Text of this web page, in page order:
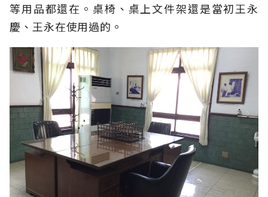
等用品都還在。桌椅、桌上文件架還是當初王永
慶、王永在使用過的。